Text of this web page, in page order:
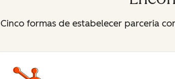
Cinco formas de estabelecer parceria